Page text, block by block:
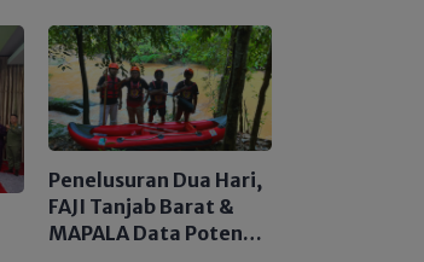
Tegaskan Nol Pungli
Penelusuran Dua Hari,
FAJI Tanjab Barat &
MAPALA Data Potensi